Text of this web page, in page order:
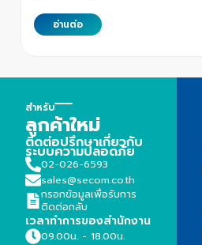
อ่านต่อ
สำหรับ
ลูกค้าใหม่
ติดต่อปรึกษาเกี่ยวกับ
ระบบความปลอดภัย
02-026-6593
sales@secom.co.th
กรอกข้อมูลเพื่อรับการ
ติดต่อกลับ
เวลาทำการของสำนักงาน
09.00น. - 18.00น.